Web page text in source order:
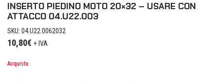
INSERTO PIEDINO MOTO 20×32 – USARE CON
ATTACCO 04.U22.003
SKU: 04.U22.0062032
10,80€ + IVA
Acquista